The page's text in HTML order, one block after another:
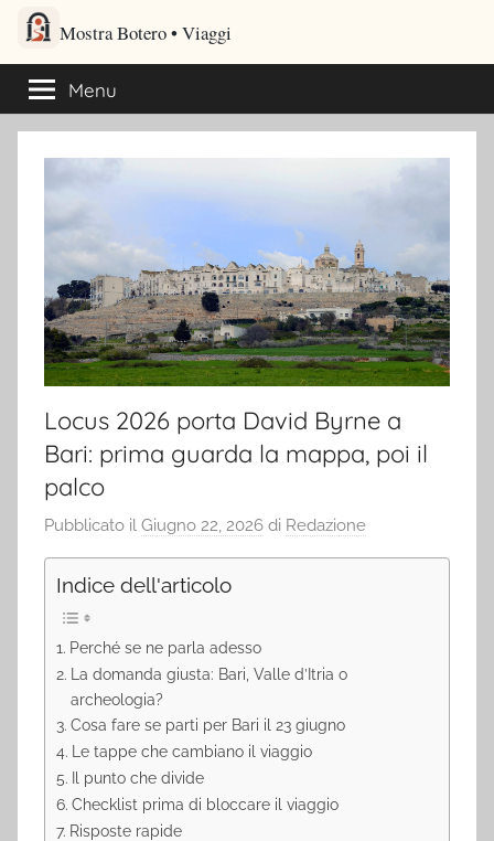
Salta
contenuto
Mostra Botero – Viaggi
Viaggi culturali e itinerari turistici per gli amanti dei viaggi
Menu
Locus 2026 porta David Byrne a
Bari: prima guarda la mappa, poi il
palco
Pubblicato il Giugno 22, 2026 di Redazione
Indice dell'articolo
Perché se ne parla adesso
La domanda giusta: Bari, Valle d’Itria o
archeologia?
Cosa fare se parti per Bari il 23 giugno
Le tappe che cambiano il viaggio
Il punto che divide
Checklist prima di bloccare il viaggio
Risposte rapide